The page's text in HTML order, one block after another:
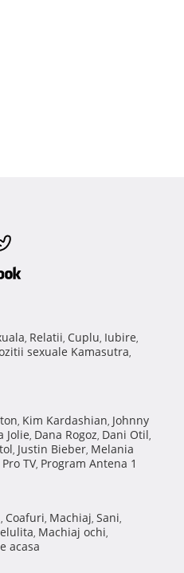
, Relatii, Cuplu, Iubire,
sexuale Kamasutra,
, Kim Kardashian, Johnny
Jolie, Dana Rogoz, Dani Otil,
, Justin Bieber, Melania
TV, Program Antena 1
, Coafuri, Machiaj, Sani,
, Machiaj ochi,
acasa